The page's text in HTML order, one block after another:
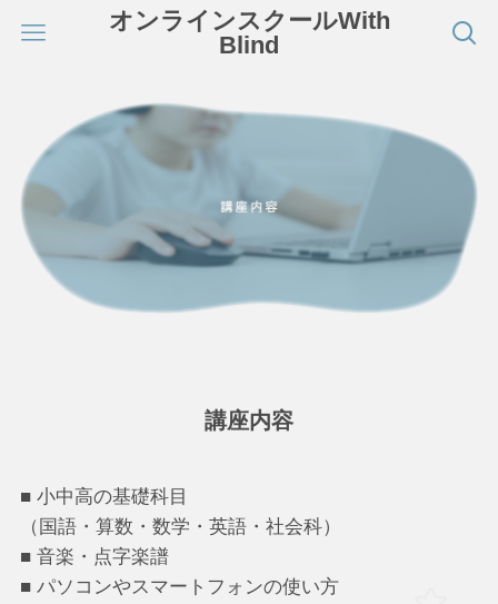
オンラインスクールWith
Blind
講座内容
■ 小中高の基礎科目
（国語・算数・数学・英語・社会科）
■ 音楽・点字楽譜
■ パソコンやスマートフォンの使い方